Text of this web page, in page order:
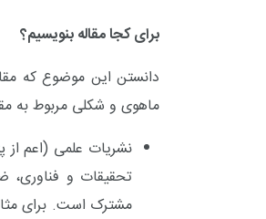
برای کجا مقاله بنویسیم؟
دانستن این موضوع که
ماهوی و شکلی مربوط به
نشریات علمی (اعم
تحقیقات و فناوری،
مشترک است. برای